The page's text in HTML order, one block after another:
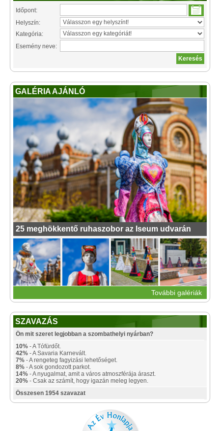
Időpont:
Helyszín:
Kategória:
Esemény neve:
GALÉRIA AJÁNLÓ
25 meghökkentő ruhaszobor az Iseum udvarán
További galériák
SZAVAZÁS
Ön mit szeret legjobban a szombathelyi nyárban?
10% - A Tófürdőt.
42% - A Savaria Karnevált.
7% - A rengeteg fagyizási lehetőséget.
8% - A sok gondozott parkot.
14% - A nyugalmat, amit a város atmoszférája áraszt.
20% - Csak az számít, hogy igazán meleg legyen.
Összesen 1954 szavazat